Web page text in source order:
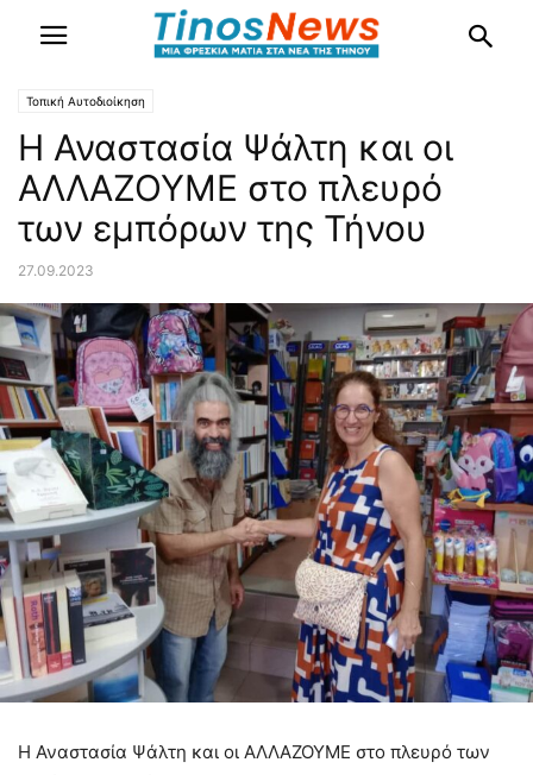
Τοπική Αυτοδιοίκηση
Η Αναστασία Ψάλτη και οι
ΑΛΛΑΖΟΥΜΕ στο πλευρό
των εμπόρων της Τήνου
27.09.2023
Η Αναστασία Ψάλτη και οι ΑΛΛΑΖΟΥΜΕ στο πλευρό των